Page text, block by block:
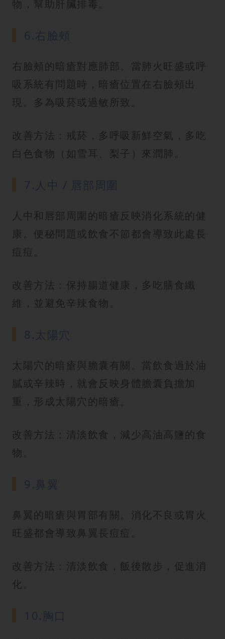
物，幫助肝臟排毒。
右臉頰的暗瘡對應肺部。當肺火旺盛或呼
吸系統有問題時，暗瘡位置在右臉頰出
現。多為吸菸或過敏所致。
改善方法：戒菸，多呼吸新鮮空氣，多吃
白色食物（如雪耳、梨子）來潤肺。
人中和唇部周圍的暗瘡反映消化系統的健
康。便秘問題或飲食不節都會導致此處長
痘痘。
改善方法：保持腸道健康，多吃膳食纖
維，並避免辛辣食物。
太陽穴的暗瘡與膽囊有關。當飲食過於油
膩或辛辣時，就會反映身體膽囊負擔加
重，形成太陽穴的暗瘡。
改善方法：清淡飲食，減少高油高鹽的食
物。
鼻翼的暗瘡與胃部有關。消化不良或胃火
旺盛都會導致鼻翼長痘痘。
改善方法：清淡飲食，飯後散步，促進消
化。